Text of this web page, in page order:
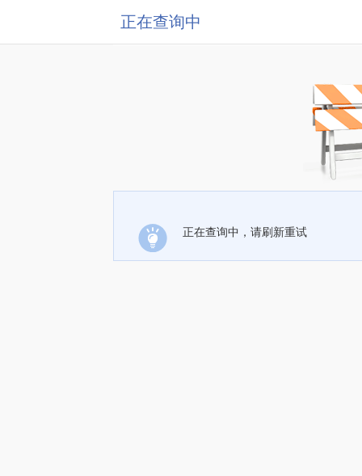
正在查询中
正在查询中，请刷新重试